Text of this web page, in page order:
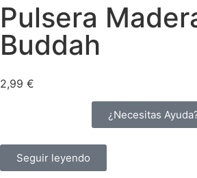
Pulsera
Buddah
2,99 €
¿Necesitas
Seguir leyendo